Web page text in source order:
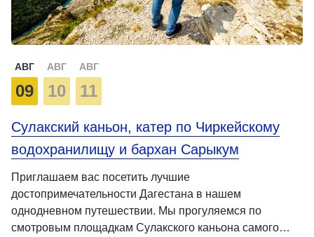
АВГ
09
АВГ
10
АВГ
11
Сулакский каньон, катер по Чиркейскому
водохранилищу и бархан Сарыкум
Приглашаем вас посетить лучшие
достопримечательности Дагестана в нашем
однодневном путешествии. Мы прогуляемся по
смотровым площадкам Сулакского каньона самого